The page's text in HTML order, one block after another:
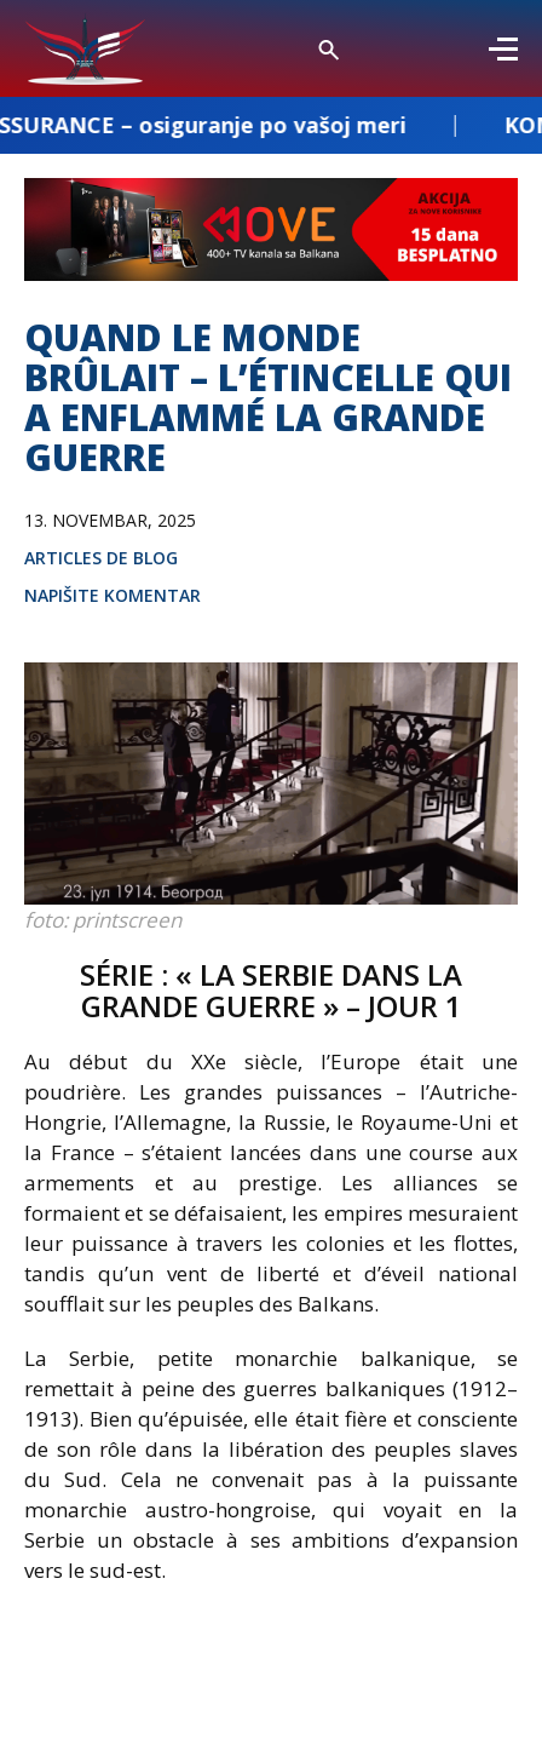
osiguranje po vašoj meri KOMBI
QUAND LE MONDE
BRÛLAIT – L’ÉTINCELLE QUI
A ENFLAMMÉ LA GRANDE
GUERRE
13. NOVEMBAR, 2025
ARTICLES DE BLOG
NAPIŠITE KOMENTAR
foto: printscreen
SÉRIE : « LA SERBIE DANS LA
GRANDE GUERRE » – JOUR 1
Au début du XXe siècle, l’Europe était une
poudrière. Les grandes puissances – l’Autriche-
Hongrie, l’Allemagne, la Russie, le Royaume-Uni et
la France – s’étaient lancées dans une course aux
armements et au prestige. Les alliances se
formaient et se défaisaient, les empires mesuraient
leur puissance à travers les colonies et les flottes,
tandis qu’un vent de liberté et d’éveil national
soufflait sur les peuples des Balkans.
La Serbie, petite monarchie balkanique, se
remettait à peine des guerres balkaniques (1912–
1913). Bien qu’épuisée, elle était fière et consciente
de son rôle dans la libération des peuples slaves
du Sud. Cela ne convenait pas à la puissante
monarchie austro-hongroise, qui voyait en la
Serbie un obstacle à ses ambitions d’expansion
vers le sud-est.